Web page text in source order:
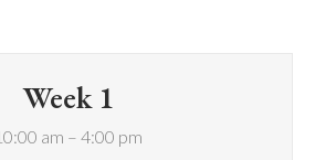
Week 1
am – 4:00 pm